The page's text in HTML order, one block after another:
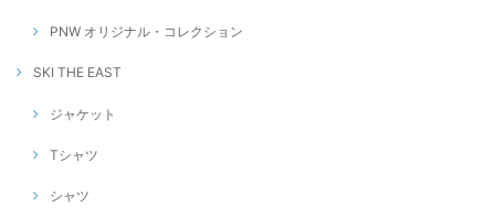
PNW オリジナル・コレクション
SKI THE EAST
ジャケット
Tシャツ
シャツ